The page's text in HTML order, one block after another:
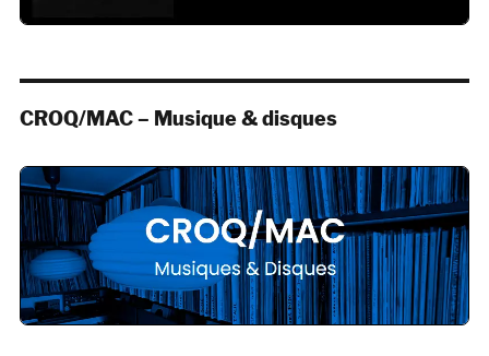
CROQ/MAC – Musique & disques